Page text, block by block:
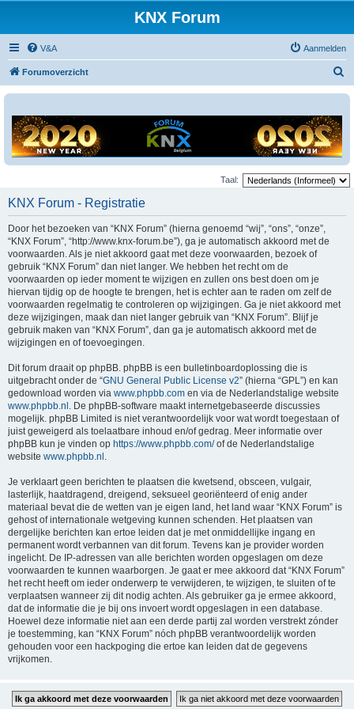
KNX Forum
V&A Aanmelden
Forumoverzicht
Taal:
KNX Forum - Registratie
Door het bezoeken van “KNX Forum” (hierna genoemd “wij”, “ons”, “onze”,
“KNX Forum”, “http://www.knx-forum.be”), ga je automatisch akkoord met de
voorwaarden. Als je niet akkoord gaat met deze voorwaarden, bezoek of
gebruik “KNX Forum” dan niet langer. We hebben het recht om de
voorwaarden op ieder moment te wijzigen en zullen ons best doen om je
hiervan tijdig op de hoogte te brengen, het is echter aan te raden om zelf de
voorwaarden regelmatig te controleren op wijzigingen. Ga je niet akkoord met
deze wijzigingen, maak dan niet langer gebruik van “KNX Forum”. Blijf je
gebruik maken van “KNX Forum”, dan ga je automatisch akkoord met de
wijzigingen en of toevoegingen.
Dit forum draait op phpBB. phpBB is een bulletinboardoplossing die is
uitgebracht onder de “GNU General Public License v2” (hierna “GPL”) en kan
gedownload worden via www.phpbb.com en via de Nederlandstalige website
www.phpbb.nl . De phpBB-software maakt internetgebaseerde discussies
mogelijk. phpBB Limited is niet verantwoordelijk voor wat wordt toegestaan of
juist geweigerd als toelaatbare inhoud en/of gedrag. Meer informatie over
phpBB kun je vinden op https://www.phpbb.com/of de Nederlandstalige
website www.phpbb.nl .
Je verklaart geen berichten te plaatsen die kwetsend, obsceen, vulgair,
lasterlijk, haatdragend, dreigend, seksueel georiënteerd of enig ander
materiaal bevat die de wetten van je eigen land, het land waar “KNX Forum” is
gehost of internationale wetgeving kunnen schenden. Het plaatsen van
dergelijke berichten kan ertoe leiden dat je met onmiddellijke ingang en
permanent wordt verbannen van dit forum. Tevens kan je provider worden
ingelicht. De IP-adressen van alle berichten worden opgeslagen om deze
voorwaarden te kunnen waarborgen. Je gaat er mee akkoord dat “KNX Forum”
het recht heeft om ieder onderwerp te verwijderen, te wijzigen, te sluiten of te
verplaatsen wanneer zij dit nodig achten. Als gebruiker ga je ermee akkoord,
dat de informatie die je bij ons invoert wordt opgeslagen in een database.
Hoewel deze informatie niet aan een derde partij zal worden verstrekt zónder
je toestemming, kan “KNX Forum” nóch phpBB verantwoordelijk worden
gehouden voor een hackpoging die ertoe kan leiden dat de gegevens
vrijkomen.